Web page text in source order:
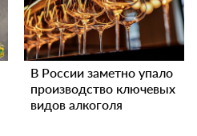
В России заметно упало
производство ключевых
видов алкоголя